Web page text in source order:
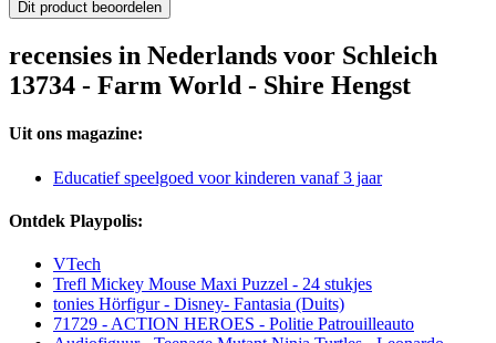
Dit product beoordelen
recensies in Nederlands voor Schleich
13734 - Farm World - Shire Hengst
Uit ons magazine:
Educatief speelgoed voor kinderen vanaf 3 jaar
Ontdek Playpolis:
VTech
Trefl Mickey Mouse Maxi Puzzel - 24 stukjes
tonies Hörfigur - Disney- Fantasia (Duits)
71729 - ACTION HEROES - Politie Patrouilleauto